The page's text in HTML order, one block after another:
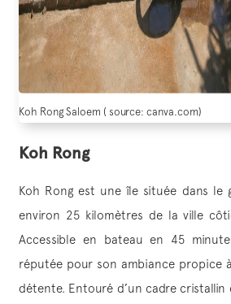
Koh Rong Saloem ( source: canva.com)
Koh Rong
Koh Rong est une île située dans le
environ 25 kilomètres de la ville
Accessible en bateau en 45
réputée pour son ambiance propice
détente. Entouré d’un cadre cristallin